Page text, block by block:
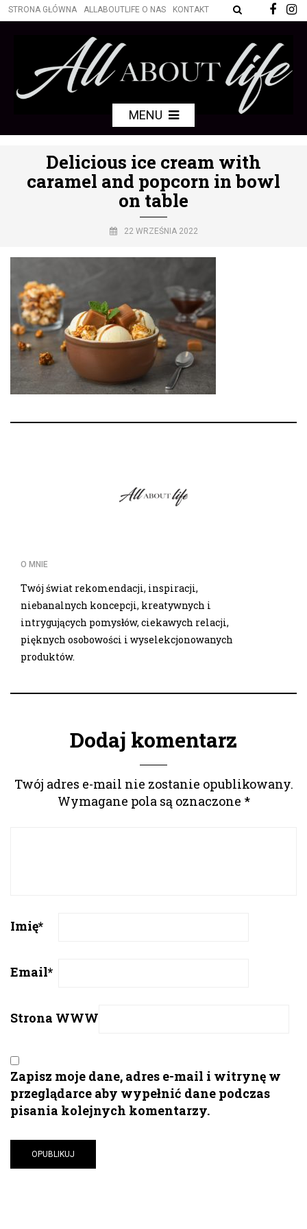
STRONA GŁÓWNA ALLABOUTLIFE O NAS KONTAKT
MENU
Delicious ice cream with
caramel and popcorn in bowl
on table
22 WRZEŚNIA 2022
O MNIE
Twój świat rekomendacji, inspiracji,
niebanalnych koncepcji, kreatywnych i
intrygujących pomysłów, ciekawych relacji,
pięknych osobowości i wyselekcjonowanych
produktów.
Dodaj komentarz
Twój adres e-mail nie zostanie opublikowany.
Wymagane pola są oznaczone *
Imię*
Email*
Strona WWW
Zapisz moje dane, adres e-mail i witrynę w
przeglądarce aby wypełnić dane podczas
pisania kolejnych komentarzy.